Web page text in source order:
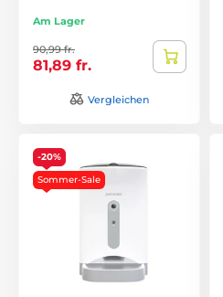
Am Lager
90,99 fr.
81,89 fr.
Vergleichen
-20%
Sommer-Sale